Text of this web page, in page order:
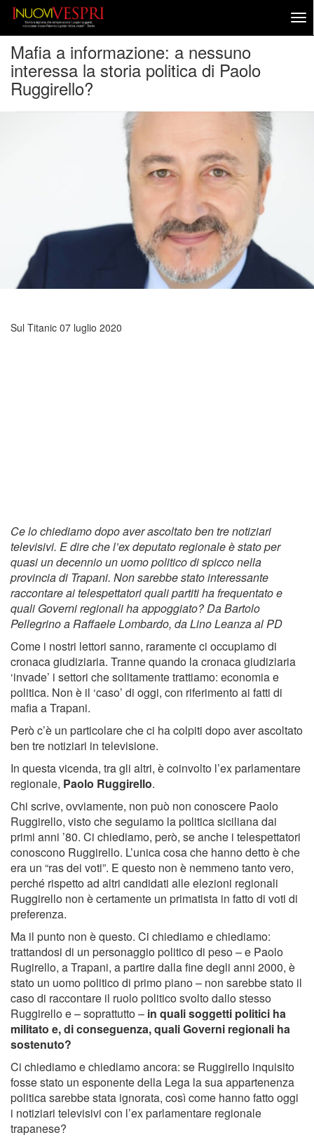
Mafia a informazione: a nessuno
interessa la storia politica di Paolo
Ruggirello?
Sul Titanic 07 luglio 2020
Ce lo chiediamo dopo aver ascoltato ben tre notiziari
televisivi. E dire che l’ex deputato regionale è stato per
quasi un decennio un uomo politico di spicco nella
provincia di Trapani. Non sarebbe stato interessante
raccontare ai telespettatori quali partiti ha frequentato e
quali Governi regionali ha appoggiato? Da Bartolo
Pellegrino a Raffaele Lombardo, da Lino Leanza al PD
Come i nostri lettori sanno, raramente ci occupiamo di
cronaca giudiziaria. Tranne quando la cronaca giudiziaria
‘invade’ i settori che solitamente trattiamo: economia e
politica. Non è il ‘caso’ di oggi, con riferimento ai fatti di
mafia a Trapani.
Però c’è un particolare che ci ha colpiti dopo aver ascoltato
ben tre notiziari in televisione.
In questa vicenda, tra gli altri, è coinvolto l’ex parlamentare
regionale, Paolo Ruggirello.
Chi scrive, ovviamente, non può non conoscere Paolo
Ruggirello, visto che seguiamo la politica siciliana dai
primi anni ’80. Ci chiediamo, però, se anche i telespettatori
conoscono Ruggirello. L’unica cosa che hanno detto è che
era un “ras dei voti”. E questo non è nemmeno tanto vero,
perché rispetto ad altri candidati alle elezioni regionali
Ruggirello non è certamente un primatista in fatto di voti di
preferenza.
Ma il punto non è questo. Ci chiediamo e chiediamo:
trattandosi di un personaggio politico di peso – e Paolo
Rugirello, a Trapani, a partire dalla fine degli anni 2000, è
stato un uomo politico di primo piano – non sarebbe stato il
caso di raccontare il ruolo politico svolto dallo stesso
Ruggirello e – soprattutto – in quali soggetti politici ha
militato e, di conseguenza, quali Governi regionali ha
sostenuto?
Ci chiediamo e chiediamo ancora: se Ruggirello inquisito
fosse stato un esponente della Lega la sua appartenenza
politica sarebbe stata ignorata, così come hanno fatto oggi
i notiziari televisivi con l’ex parlamentare regionale
trapanese?